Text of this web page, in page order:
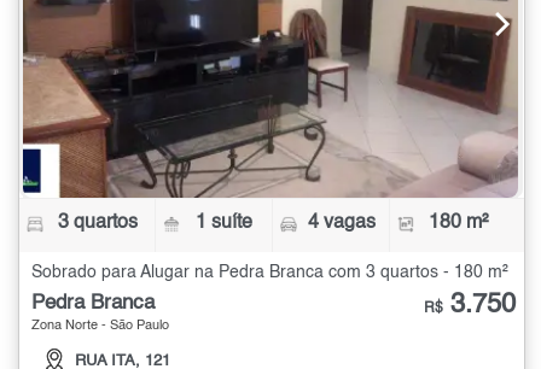
3 quartos 1 suíte 4 vagas 180 m²
Sobrado para Alugar na Pedra Branca com 3 quartos - 180 m²
Pedra Branca
Zona Norte - São Paulo
RUA ITA, 121
R$ 3.750